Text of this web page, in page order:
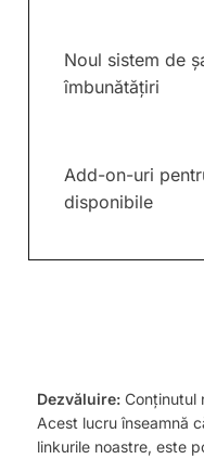
Noul sistem de
îmbunătățiri
Add-on-uri
disponibile
Dezvăluire: Conținutul
Acest lucru înseamnă
linkurile noastre, este